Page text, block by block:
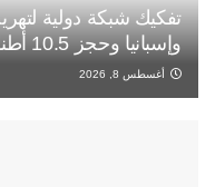
تفكيك شبكة دولية
وإسبانيا وحجز 10.5 أطنان
أغسطس 8, 2026